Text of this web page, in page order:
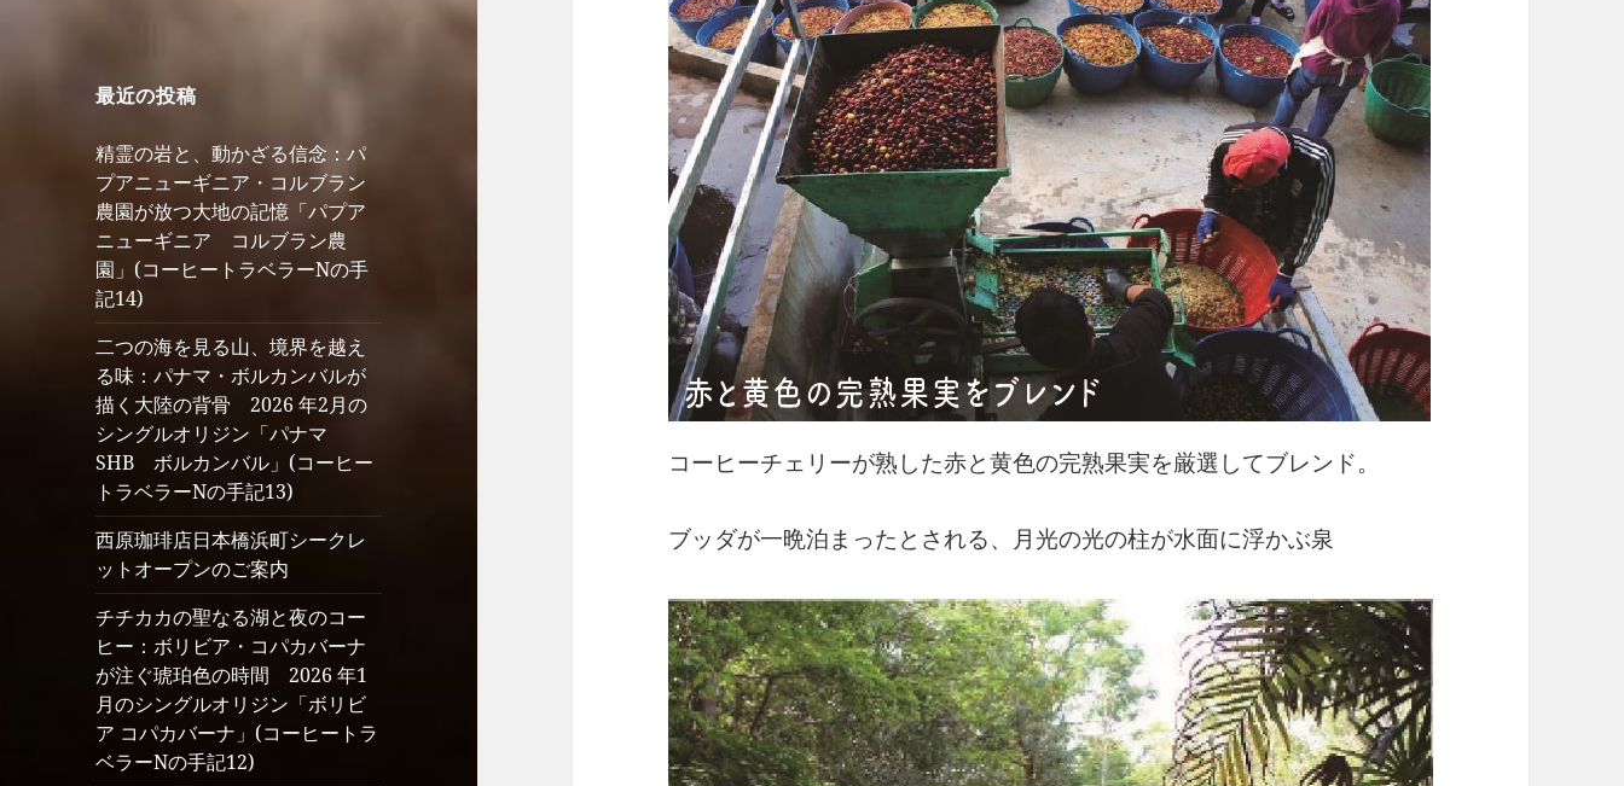
最近の投稿
精霊の岩と、動かざる信念：パ
プアニューギニア・コルブラン
農園が放つ大地の記憶「パプア
ニューギニア コルブラン農
園」(コーヒートラベラーNの手
記14)
二つの海を見る山、境界を越え
る味：パナマ・ボルカンバルが
描く大陸の背骨 2026 年2月の
シングルオリジン「パナマ
SHB ボルカンバル」(コーヒー
トラベラーNの手記13)
西原珈琲店日本橋浜町シークレ
ットオープンのご案内
チチカカの聖なる湖と夜のコー
ヒー：ボリビア・コパカバーナ
が注ぐ琥珀色の時間 2026 年1
月のシングルオリジン「ボリビ
ア コパカバーナ」(コーヒートラ
ベラーNの手記12)
コーヒーチェリーが熟した赤と黄色の完熟果実を厳選してブレンド。
ブッダが一晩泊まったとされる、月光の光の柱が水面に浮かぶ泉